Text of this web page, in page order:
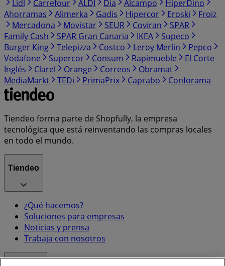
Lidl
Carrefour ALDI Dia Alcampo
HiperDino
Ahorramas
Alimerka Gadis Hipercor Eroski
Froiz
Mercadona
Movistar SEUR Coviran
SPAR
Family Cash
SPAR Gran Canaria IKEA
Supeco
Burger King
Telepizza Costco Leroy Merlin
Pepco
Vodafone
Supercor Consum Rapimueble
El Corte
Inglés
Clarel Orange Correos
Obramat
MediaMarkt
TEDi PrimaPrix Caprabo Conforama
Tiendeo forma parte de Shopfully, la empresa
tecnológica que está reinventando las compras locales
en todo el mundo.
Tiendeo
¿Qué hacemos?
Soluciones para empresas
Noticias y prensa
Trabaja con nosotros